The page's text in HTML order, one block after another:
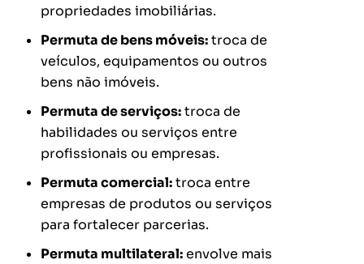
propriedades imobiliárias.
Permuta de bens móveis:troca de
veículos, equipamentos ou outros
bens não imóveis.
Permuta de serviços:troca de
habilidades ou serviços entre
profissionais ou empresas.
Permuta comercial:troca entre
empresas de produtos ou serviços
para fortalecer parcerias.
Permuta multilateral:envolve mais